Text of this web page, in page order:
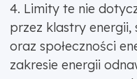
4. Limity te nie
przez klastry energii,
oraz społeczności
zakresie energii